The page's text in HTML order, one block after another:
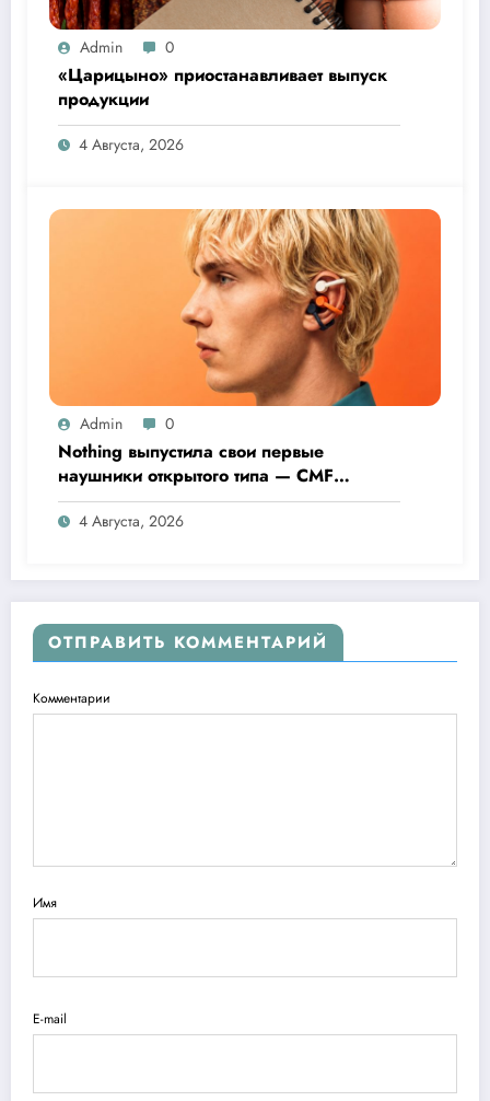
Admin 0
«Царицыно» приостанавливает выпуск
продукции
4 Августа, 2026
Admin 0
Nothing выпустила свои первые
наушники открытого типа — CMF
Clip Pro
4 Августа, 2026
ОТПРАВИТЬ КОММЕНТАРИЙ
Комментарии
Имя
E-mail